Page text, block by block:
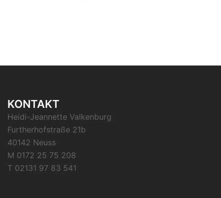
KONTAKT
Heidi-Jeannette Valkenburg
Furtherhofstraße 21b
40142 Neuss
M 0172 25 75 208
T 02131 97 83 541